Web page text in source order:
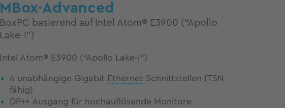
MBox-Advanced
BoxPC basierend auf Intel Atom® E3900 (“Apollo
Lake-I”)
Intel Atom® E3900 (“Apollo Lake-I”)
4 unabhängige Gigabit Ethernet Schnittstellen (TSN
fähig)
DP++ Ausgang für hochauflösende Monitore